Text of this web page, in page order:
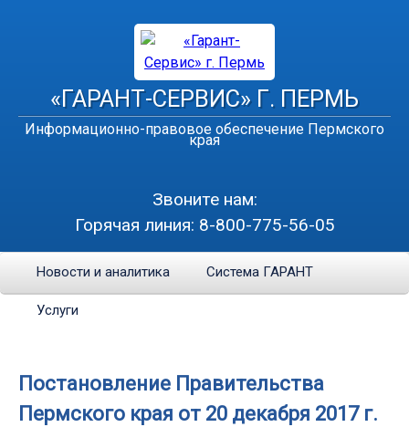
«ГАРАНТ-СЕРВИС» Г. ПЕРМЬ
Информационно-правовое обеспечение Пермского
края
Звоните нам:
Горячая линия: 8-800-775-56-05
Новости и аналитика Система ГАРАНТ
Услуги
Постановление Правительства
Пермского края от 20 декабря 2017 г.